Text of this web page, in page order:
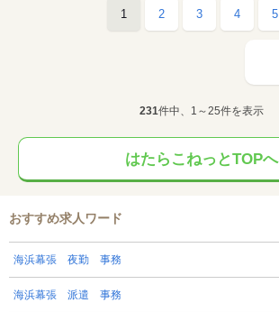
1 2 3 4 5
231件中、1～25件を表示
はたらこねっとTOPへ
おすすめ求人ワード
海浜幕張 夜勤 事務
海浜幕張 派遣 事務